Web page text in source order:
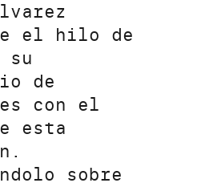
el hilo de
su
de
con el
esta
sobre